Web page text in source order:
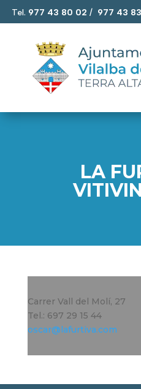
Tel. 977 43 80 02 / 977 43
LA
Carrer Vall del Molí, 27
Tel.: 697 29 15 44
oscar@lafurtiva.com